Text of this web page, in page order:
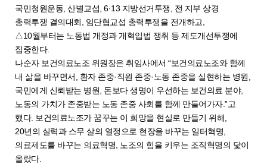
국민청원운동, 산별교섭, 6·13 지방선거투쟁, 전 지부 상경
총력투쟁 결의대회, 임단협교섭 총력투쟁을 전개하고,
△10월부터는 노동법 개정과 개혁입법 쟁취 등 제도개선투쟁에
집중한다.
나순자 보건의료노조 위원장은 취임사에서 “보건의료노조와 함께
내 삶을 바꾸면서, 환자 존중·직원 존중·노동 존중을 실현하는 병원,
국민에게 신뢰받는 병원, 돈보다 생명이 우선하는 보건의료 분야,
노동의 가치가 존중받는 노동 존중 사회를 함께 만들어가자.”고
했다. 보건의료노조가 꿈꾸는 이 희망을 현실로 만들기 위해,
20년의 실력과 스무 살의 열정으로 현장을 바꾸는 일터혁명,
의료제도를 바꾸는 의료혁명, 노조의 힘을 키우는 조직혁명의 닻이
올랐다.